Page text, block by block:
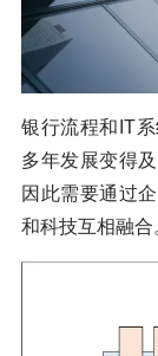
银行流程和IT
多年发展变得
因此需要通过
和科技互相融合